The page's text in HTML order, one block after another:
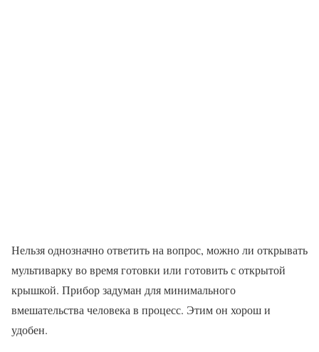
Нельзя однозначно ответить на вопрос, можно ли открывать
мультиварку во время готовки или готовить с открытой
крышкой. Прибор задуман для минимального
вмешательства человека в процесс. Этим он хорош и
удобен.